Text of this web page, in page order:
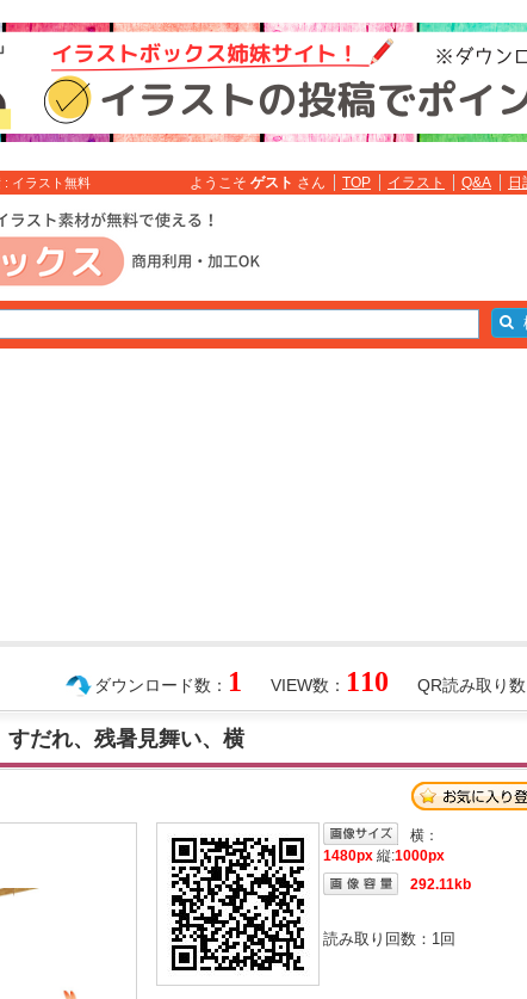
: イラスト無料 ようこそ ゲスト さん TOP イラスト Q&A 日
QR読み取り数
VIEW数： 110
ダウンロード数： 1
すだれ、残暑見舞い、横
横：
1480px 縦:1000px
292.11kb
読み取り回数： 1回